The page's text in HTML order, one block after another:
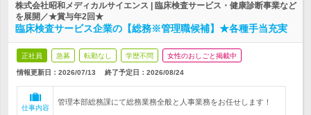
株式会社昭和メディカルサイエンス | 臨床検査サービス・健康診断事業など
を展開／★賞与年2回★
臨床検査サービス企業の【総務※管理職候補】★各種手当充実
正社員 急募 転勤なし 学歴不問 女性のおしごと掲載中
情報更新日：2026/07/13 終了予定日： 2026/08/24
仕事内容
管理本部総務課にて総務業務全般と人事業務をお任せします！